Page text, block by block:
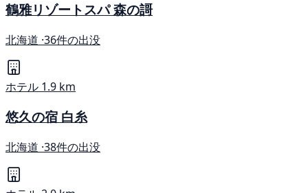
鶴雅リゾートスパ 森の謌
北海道 ·36件の出没
ホテル 1.9 km
悠久の宿 白糸
北海道 ·38件の出没